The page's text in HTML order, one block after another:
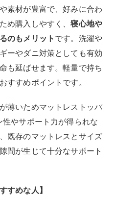
すめな人】
合わせて使いたい
したい
を重視する